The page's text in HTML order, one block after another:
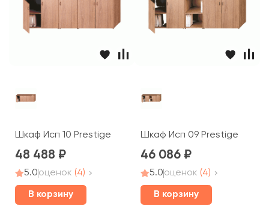
Шкаф Исп 10 Prestige
48 488
5.0оценок (4)
В корзину
Шкаф Исп 09 Prestige
46 086
5.0оценок (4)
В корзину